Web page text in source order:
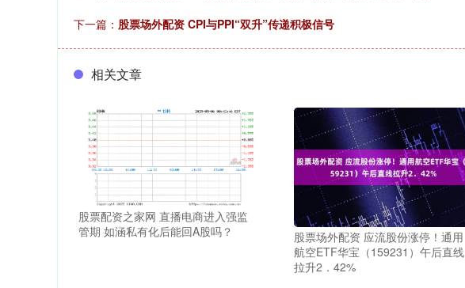
下一篇： 股票场外配资 CPI与PPI“双升”传递积极信号
相关文章
股票配资之家网 直播电商进入强监
管期 如涵私有化后能回A股吗？
股票场外配资 应流股份涨停！通用
航空ETF华宝（159231）午后直线
拉升2．42%